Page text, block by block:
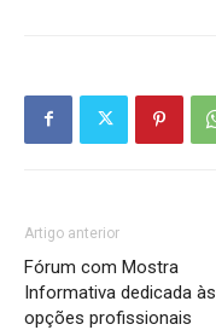
Artigo anterior
Fórum com Mostra
Informativa dedicada às
opções profissionais